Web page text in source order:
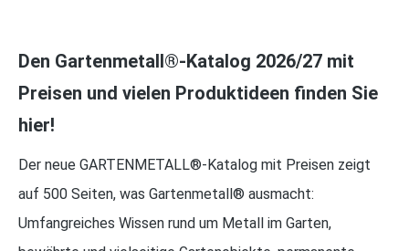
Den Gartenmetall®-Katalog 2026/27 mit
Preisen und vielen Produktideen finden Sie
hier!
Der neue GARTENMETALL®-Katalog mit Preisen zeigt
auf 500 Seiten, was Gartenmetall® ausmacht:
Umfangreiches Wissen rund um Metall im Garten,